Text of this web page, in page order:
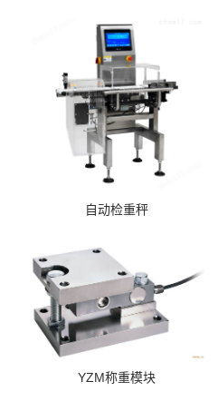
自动检重秤
YZM称重模块